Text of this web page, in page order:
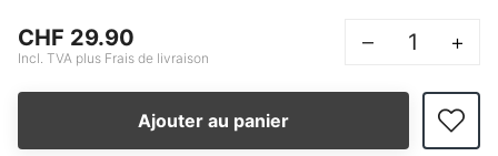
CHF 29.90
Incl. TVA plus Frais de livraison
– +
Ajouter au panier